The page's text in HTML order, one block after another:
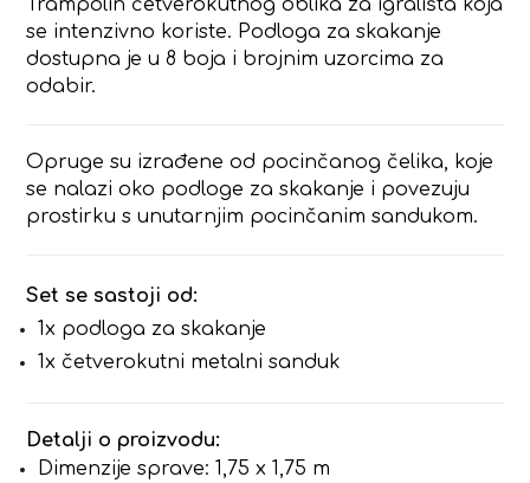
Trampolin četverokutnog oblika za igrališta koja
se intenzivno koriste. Podloga za skakanje
dostupna je u 8 boja i brojnim uzorcima za
odabir.
Opruge su izrađene od pocinčanog čelika, koje
se nalazi oko podloge za skakanje i povezuju
prostirku s unutarnjim pocinčanim sandukom.
Set se sastoji od:
1x podloga za skakanje
1x četverokutni metalni sanduk
Detalji o proizvodu:
Dimenzije sprave: 1,75 x 1,75 m